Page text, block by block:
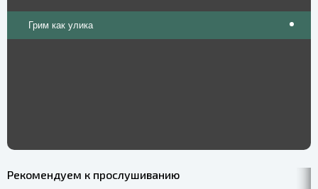
Грим как улика
Рекомендуем к прослушиванию